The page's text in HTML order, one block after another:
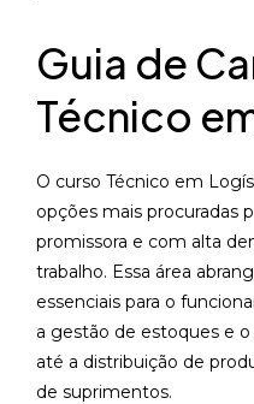
Guia de
Técnico
O curso Técnico em
opções mais procuradas
promissora e com alta
trabalho. Essa área
essenciais para o
a gestão de estoques e
até a distribuição de
de suprimentos.